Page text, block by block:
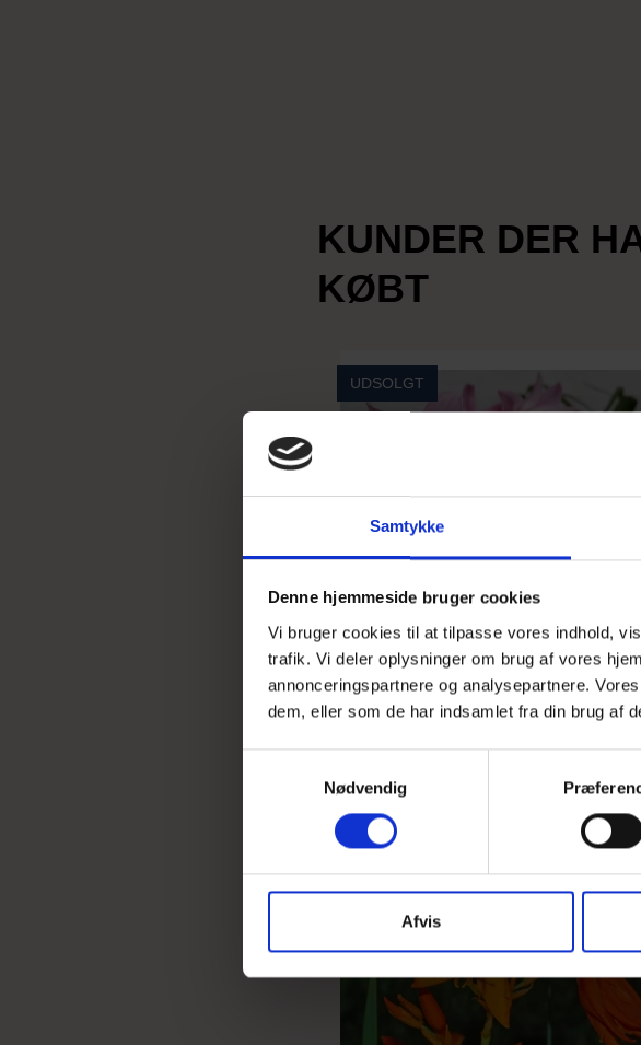
Samtykke
Denne hjemmeside bruger cookies
Vi bruger cookies til at tilpasse vores indhold,
trafik. Vi deler oplysninger om brug af vores
annonceringspartnere og analysepartnere.
dem, eller som de har indsamlet fra din brug af
v
Nødvendig
Afvis
KUNDER DER
KØBT
UDSOLGT
UDSOLGT